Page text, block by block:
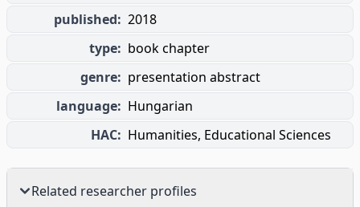
published: 2018
type: book chapter
genre: presentation abstract
language: Hungarian
HAC: Humanities, Educational Sciences
Related researcher profiles